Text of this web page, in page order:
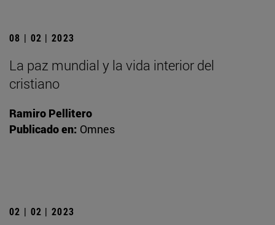
08 | 02 | 2023
La paz mundial y la vida interior del
cristiano
Ramiro Pellitero
Publicado en: Omnes
02 | 02 | 2023